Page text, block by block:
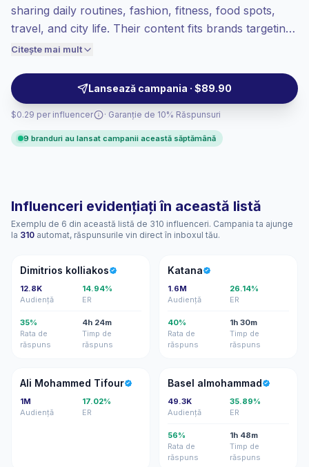
sharing daily routines, fashion, fitness, food spots,
travel, and city life. Their content fits brands targeting
United Arab Emirates men with relatable Reels,
venue launches, and social proof. Campaign-ready
profiles.
Citește mai mult
Lansează campania · $89.90
$0.29 per influencer
valoare per contact.
Engagement ridicat(5.6% ER mediu),
bine, deci prețuim în consecință.
· Garanție de 10% Răspunsuri
9 branduri au lansat campanii această săptămână
Influenceri evidențiați în această listă
Exemplu de 6 din această listă de 310 influenceri. Campania ta ajunge
la 310 automat, răspunsurile vin direct în inboxul tău.
DK
Dimitrios kolliakos
12.8K
Audiență
14.94%
ER
35%
Rata de
răspuns
4h 24m
Timp de
răspuns
K
Katana
1.6M
Audiență
26.14%
ER
40%
Rata de
răspuns
1h 30m
Timp de
răspuns
AM
Ali Mohammed Tifour
1M
Audiență
17.02%
ER
BA
Basel almohammad
49.3K
Audiență
35.89%
ER
56%
Rata de
răspuns
1h 48m
Timp de
răspuns